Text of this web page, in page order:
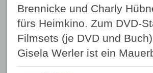
Brennicke und Charly
fürs Heimkino. Zum DVD-
Filmsets (je DVD und
Gisela Werler ist ein